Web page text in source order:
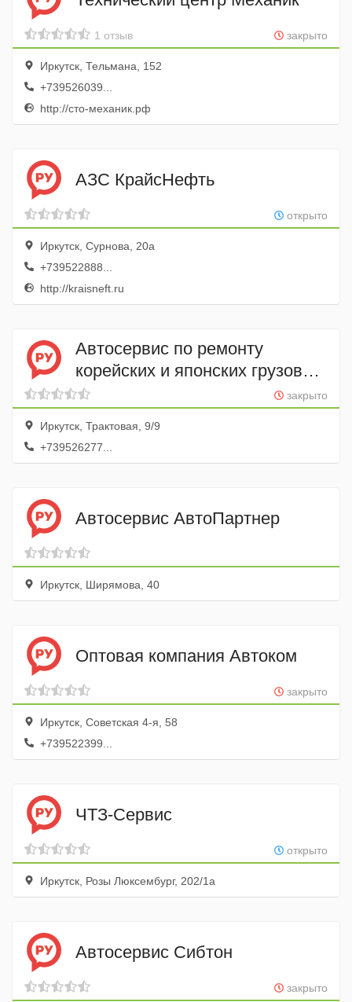
закрыто
1 отзыв
Иркутск, Тельмана, 152
+739526039...
http://сто-механик.рф
АЗС КрайсНефть
открыто
Иркутск, Сурнова, 20а
+739522888...
http://kraisneft.ru
Автосервис по ремонту
корейских и японских грузовых
автомобилей Дизель 38
закрыто
Иркутск, Трактовая, 9/9
+739526277...
Автосервис АвтоПартнер
Иркутск, Ширямова, 40
Оптовая компания Автоком
закрыто
Иркутск, Советская 4-я, 58
+739522399...
ЧТЗ-Сервис
открыто
Иркутск, Розы Люксембург, 202/1а
Автосервис Сибтон
закрыто